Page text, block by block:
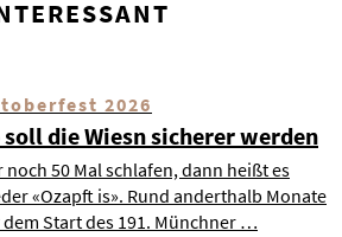
2026
soll die Wiesn sicherer werden
noch 50 Mal schlafen, dann heißt es
«Ozapft is». Rund anderthalb Monate
Start des 191. Münchner …